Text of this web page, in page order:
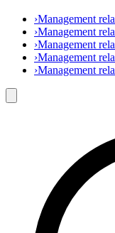
›Management
›Management
›Management
›Management
›Management